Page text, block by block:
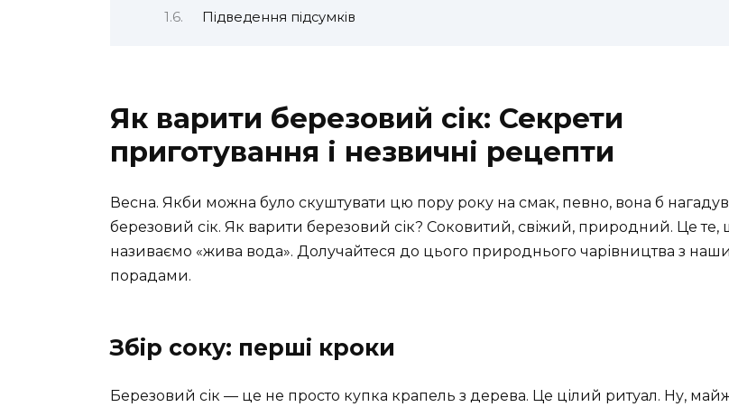
Підведення підсумків
Як варити березовий сік: Секрети
приготування і незвичні рецепти
Весна. Якби можна було скуштувати цю пору року на смак, певно, вона б
березовий сік. Як варити березовий сік? Соковитий, свіжий, природний. Це те,
називаємо «жива вода». Долучайтеся до цього природнього чарівництва з
порадами.
Збір соку: перші кроки
Березовий сік — це не просто купка крапель з дерева. Це цілий ритуал. Ну,